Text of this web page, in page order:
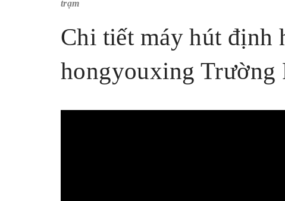
trạm
Chi tiết máy hút định
hongyouxing Trường